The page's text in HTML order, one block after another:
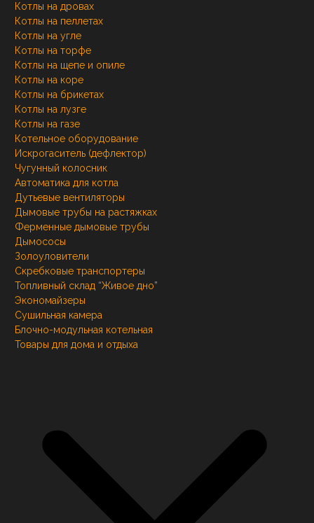
Котлы на дровах
Котлы на пеллетах
Котлы на угле
Котлы на торфе
Котлы на щепе и опиле
Котлы на коре
Котлы на брикетах
Котлы на лузге
Котлы на газе
Котельное оборудование
Искрогаситель (дефлектор)
Чугунный колосник
Автоматика для котла
Дутьевые вентиляторы
Дымовые трубы на растяжках
Ферменные дымовые трубы
Дымососы
Золоуловители
Скребковые транспортеры
Топливный склад “Живое дно”
Экономайзеры
Сушильная камера
Блочно-модульная котельная
Товары для дома и отдыха